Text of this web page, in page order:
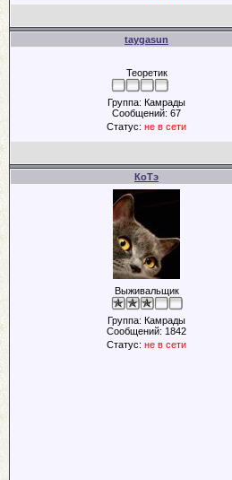
taygasun
Теоретик
Группа: Камрады
Сообщений: 67
Статус: не в сети
КоТэ
Выживальщик
Группа: Камрады
Сообщений: 1842
Статус: не в сети